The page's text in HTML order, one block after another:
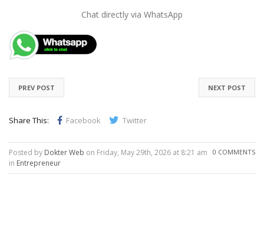
Chat directly via WhatsApp
NEXT POST
PREV POST
Share This: Facebook Twitter
0 COMMENTS
Posted by Dokter Web on Friday, May 29th, 2026 at 8:21 am
in Entrepreneur